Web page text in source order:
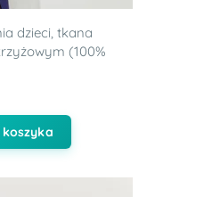
dzieci, tkana
(100%